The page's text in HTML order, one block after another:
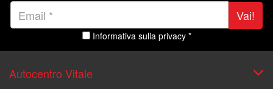
Vai!
Informativa sulla privacy *
Autocentro Vitale